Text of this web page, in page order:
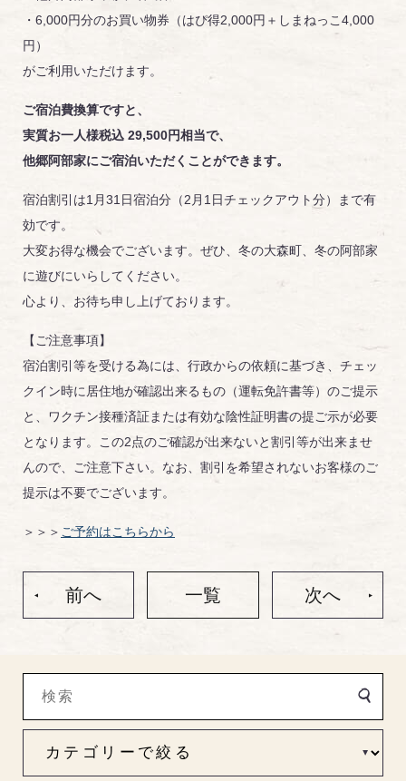
・6,000円分のお買い物券（はぴ得2,000円＋しまねっこ4,000
円）
がご利用いただけます。
ご宿泊費換算ですと、
実質お一人様税込 29,500円相当で、
他郷阿部家にご宿泊いただくことができます。
宿泊割引は1月31日宿泊分（2月1日チェックアウト分）まで有
効です。
大変お得な機会でございます。ぜひ、冬の大森町、冬の阿部家
に遊びにいらしてください。
心より、お待ち申し上げております。
【ご注意事項】
宿泊割引等を受ける為には、行政からの依頼に基づき、チェッ
クイン時に居住地が確認出来るもの（運転免許書等）のご提示
と、ワクチン接種済証または有効な陰性証明書の提ご示が必要
となります。この2点のご確認が出来ないと割引等が出来ませ
んので、ご注意下さい。なお、割引を希望されないお客様のご
提示は不要でございます。
＞＞＞ ご予約はこちらから
前へ 一覧 次へ